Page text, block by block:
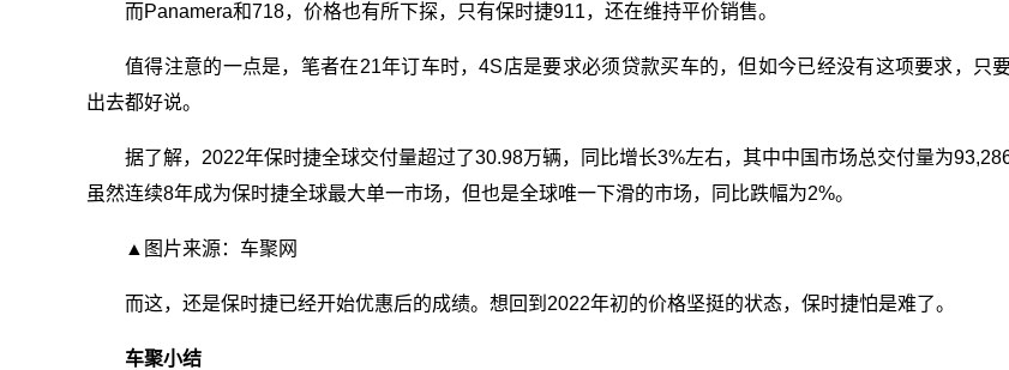
而Panamera和718，价格也有所下探，只有保时捷911，还在维持平价销售。
值得注意的一点是，笔者在21年订车时，4S店是要求必须贷款买车的，但如今已经没有这项要求，只
出去都好说。
据了解，2022年保时捷全球交付量超过了30.98万辆，同比增长3%左右，其中中国市场总交付量为93,286
虽然连续8年成为保时捷全球最大单一市场，但也是全球唯一下滑的市场，同比跌幅为2%。
▲图片来源：车聚网
而这，还是保时捷已经开始优惠后的成绩。想回到2022年初的价格坚挺的状态，保时捷怕是难了。
车聚小结